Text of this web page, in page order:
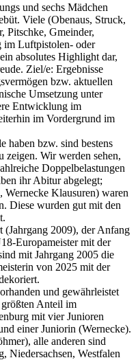
und sechs Mädchen
Viele (Obenaus, Struck,
Pitschke, Gmeinder,
im Luftpistolen- oder
absolutes Highlight dar,
Ziel/e: Ergebnisse
bzw. aktuellen
Umsetzung unter
Entwicklung im
im Vordergrund im
haben bzw. sind bestens
zeigen. Wir werden sehen,
Doppelbelastungen
ihr Abitur abgelegt;
Wernecke Klausuren) waren
Diese wurden gut mit den
(Jahrgang 2009), der Anfang
Europameister mit der
mit Jahrgang 2005 die
von 2025 mit der
und gewährleistet
Anteil im
mit vier Junioren
einer Juniorin (Wernecke).
alle anderen sind
Niedersachsen, Westfalen